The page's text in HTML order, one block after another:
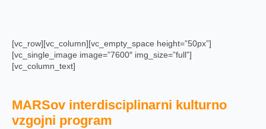
[vc_row][vc_column][vc_empty_space height=”50px”]
[vc_single_image image=”7600″ img_size=”full”]
[vc_column_text]
MARSov interdisciplinarni kulturno
vzgojni program